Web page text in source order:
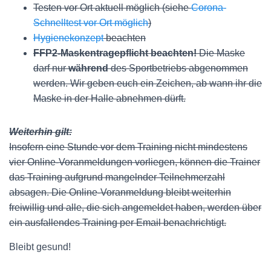
Testen vor Ort aktuell möglich (sieheCorona-
Schnelltest vor Ort möglich)
Hygienekonzeptbeachten
FFP2-Maskentragepflicht beachten!Die Maske
darf nurwährenddes Sportbetriebs abgenommen
werden. Wir geben euch ein Zeichen, ab wann ihr die
Maske in der Halle abnehmen dürft.
Weiterhin gilt:
Insofern eine Stunde vor dem Training nicht mindestens
vier Online-Voranmeldungen vorliegen, können die Trainer
das Training aufgrund mangelnder Teilnehmerzahl
absagen. Die Online-Voranmeldung bleibt weiterhin
freiwillig und alle, die sich angemeldet haben, werden über
ein ausfallendes Training per Email benachrichtigt.
Bleibt gesund!